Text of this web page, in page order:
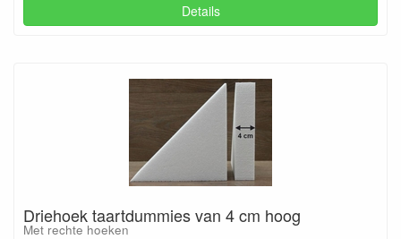
Details
Driehoek taartdummies van 4 cm hoog
Met rechte hoeken